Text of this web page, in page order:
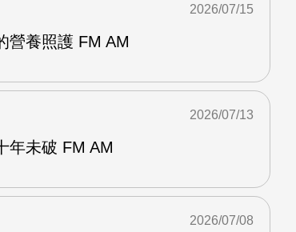
營養照護 FM AM
2026/07/15
年未破 FM AM
2026/07/13
2026/07/08